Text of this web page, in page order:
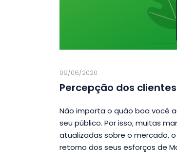
09/06/2020
Percepção dos
Não importa o quão boa você
seu público. Por isso, muitas
atualizadas sobre o mercado,
retorno dos seus esforços de